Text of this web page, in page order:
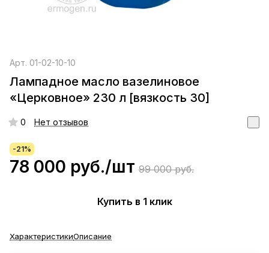
Арт. 01-02-10-10
Лампадное масло вазелиновое
«Церковное» 230 л [вязкость 30]
0 Нет отзывов
-21%
78 000 руб./шт 99 000 руб.
Купить в 1 клик
ХарактеристикиОписание